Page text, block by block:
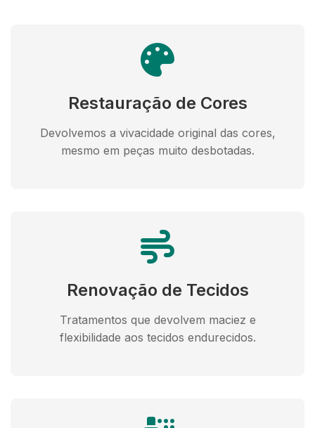
Restauração de Cores
Devolvemos a vivacidade original das cores,
mesmo em peças muito desbotadas.
Renovação de Tecidos
Tratamentos que devolvem maciez e
flexibilidade aos tecidos endurecidos.